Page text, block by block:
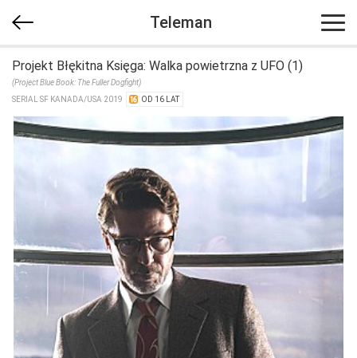
Teleman
Projekt Błękitna Księga: Walka powietrzna z UFO (1)
(Project Blue Book: The Fuller Dogfight)
SERIAL SF KANADA/​USA 2019
OD 16 LAT